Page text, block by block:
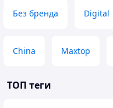
Без бренда Digital
China Maxtop
ТОП теги